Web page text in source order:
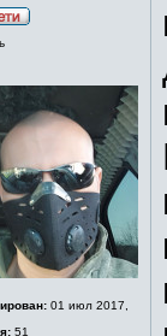
01 июл 2017,
51